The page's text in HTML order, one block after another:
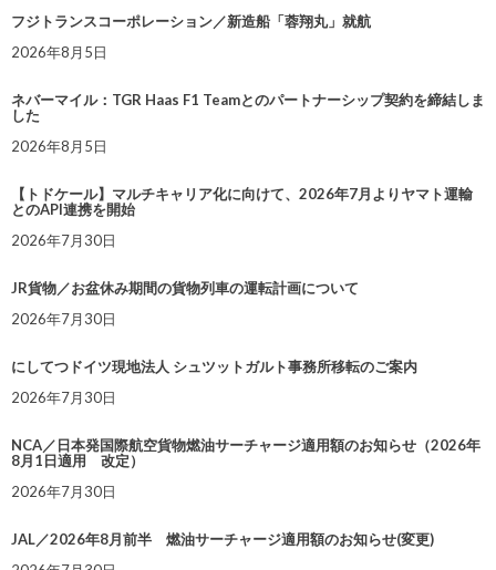
フジトランスコーポレーション／新造船「蓉翔丸」就航
2026年8月5日
ネバーマイル：TGR Haas F1 Teamとのパートナーシップ契約を締結しま
した
2026年8月5日
【トドケール】マルチキャリア化に向けて、2026年7月よりヤマト運輸
とのAPI連携を開始
2026年7月30日
JR貨物／お盆休み期間の貨物列車の運転計画について
2026年7月30日
にしてつドイツ現地法人 シュツットガルト事務所移転のご案内
2026年7月30日
NCA／日本発国際航空貨物燃油サーチャージ適用額のお知らせ（2026年
8月1日適用 改定）
2026年7月30日
JAL／2026年8月前半 燃油サーチャージ適用額のお知らせ(変更)